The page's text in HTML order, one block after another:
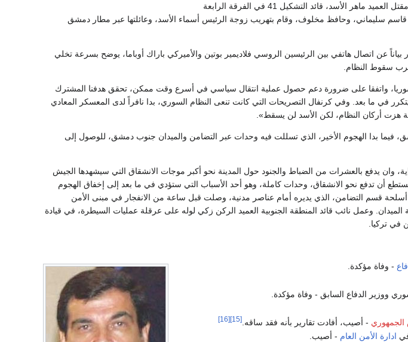
وتكفلت شبكة الفضائيات الخليجية بزرع الإرباك، وبث أخبار مقتل العميد ماهر الأسد، قائد التشكيل 41 في الفرقة الرابعة
قاسم سليماني، وحافظ مخلوف، وقام بتهريب زوجة الرئيس أسماء الأسد، وعائلتها عبر مطار دمشق
عن اتصال هاتفي بين الرئيسين الروسي فلاديمير بوتين والأميركي باراك أوباما، يوضح بسرعة تخلي
سقوط النظام.
سوريا، واتفقا على ضرورة دعم حصول عملية انتقال سياسي في أسرع وقت ممكن، تحقق هدفنا المشترك
في ما بعد. وفي كرنفال التصريحات التي كانت تنعى النظام السوري، بدا نافراً لدى المعسكر المعادي
هزت أركان النظام، لكن الأسد لن يسقط».
فيما بدا الهجوم الأخير، الذي تسللت فيه وحدات عبر التضامن والميدان جنوب دمشق، للوصول إلى
وان يدفع بالعشرات من الضباط والجنود حول المدينة نحو أكبر موجات الانشقاق التي سيشهدها الجيش
أن تدفع نحو الانشقاق، وحدات كاملة، وهو أحد الأسباب التي ستؤدي في ما بعد إلى إخفاق الهجوم
محمود البرادن، مع 60 من جنوده، أسلحة قسم التضامن، الذي يديره أمام عناصر مدنية، وصلت قبل ساعة من الانفجار في مبنى الأمن
وعمل نائب قائد المنطقة الجنوبية العميد الركن زكي لوله على عرقلة عمليات السيطرة، في قيادة
في تركيا.
- وفاة مؤكدة.
ووزير الدفاع السابق - وفاة مؤكدة.
- أصيب، أفادت تقارير بأنه فقد ساقه.[15]
[16]
ادارة الأمن العام - أصيب.